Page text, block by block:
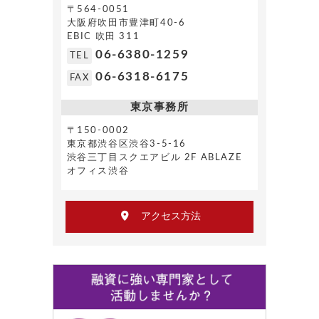
〒564-0051
大阪府吹田市豊津町40-6
EBIC 吹田 311
TEL 06-6380-1259
FAX 06-6318-6175
東京事務所
〒150-0002
東京都渋谷区渋谷3-5-16
渋谷三丁目スクエアビル 2F ABLAZE
オフィス渋谷
アクセス方法